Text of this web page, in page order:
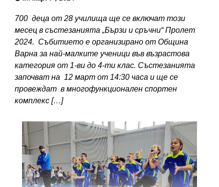
700 деца от 28 училища ще се включат този
месец в състезанията „Бързи и сръчни“ Пролет
2024. Събитието е организирано от Община
Варна за най-малките ученици във възрастова
категория от 1-ви до 4-ти клас. Състезанията
започват на 12 март от 14:30 часа и ще се
провеждат в многофункционален спортен
комплекс […]